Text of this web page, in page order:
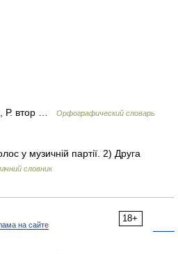
Р. втор …
Орфографический словарь
у музичній партії. 2) Друга
словник
18+
на сайте